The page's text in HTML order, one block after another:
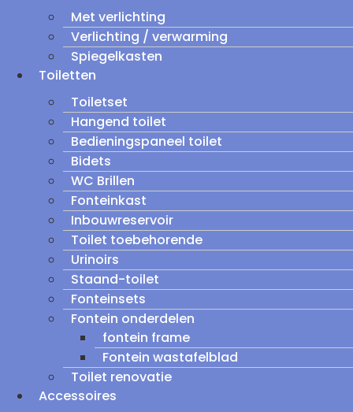
Met verlichting
Verlichting / verwarming
Spiegelkasten
Toiletten
Toiletset
Hangend toilet
Bedieningspaneel toilet
Bidets
WC Brillen
Fonteinkast
Inbouwreservoir
Toilet toebehorende
Urinoirs
Staand-toilet
Fonteinsets
Fontein onderdelen
fontein frame
Fontein wastafelblad
Toilet renovatie
Accessoires